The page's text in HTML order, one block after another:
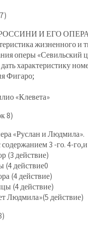
И ЕГО
жизненного и
оперы «Севильский
характеристику
Фигаро;
«Клевета»
8)
«Руслан и Людмила».
3 -го. 4-
(3 действие)
действие0
(4 действие)
(4 действие)
Людмила»(5 действие)